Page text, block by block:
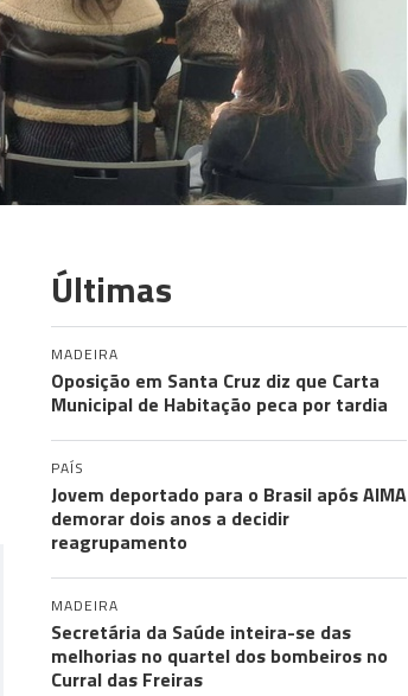
Últimas
MADEIRA
Oposição em Santa Cruz diz que Carta
Municipal de Habitação peca por tardia
PAÍS
Jovem deportado para o Brasil após AIMA
demorar dois anos a decidir
reagrupamento
MADEIRA
Secretária da Saúde inteira-se das
melhorias no quartel dos bombeiros no
Curral das Freiras